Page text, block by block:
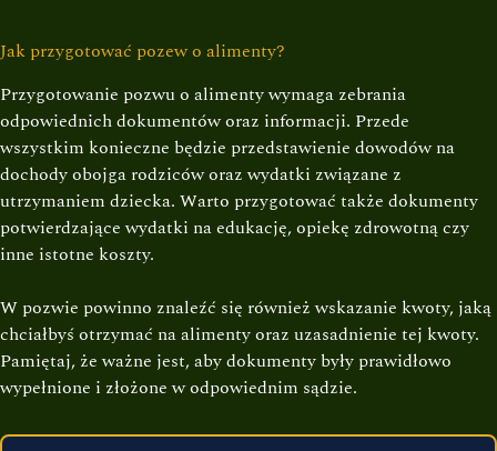
Jak przygotować pozew o alimenty?
Przygotowanie pozwu o alimenty wymaga zebrania
odpowiednich dokumentów oraz informacji. Przede
wszystkim konieczne będzie przedstawienie dowodów na
dochody obojga rodziców oraz wydatki związane z
utrzymaniem dziecka. Warto przygotować także dokumenty
potwierdzające wydatki na edukację, opiekę zdrowotną czy
inne istotne koszty.
W pozwie powinno znaleźć się również wskazanie kwoty, jaką
chciałbyś otrzymać na alimenty oraz uzasadnienie tej kwoty.
Pamiętaj, że ważne jest, aby dokumenty były prawidłowo
wypełnione i złożone w odpowiednim sądzie.